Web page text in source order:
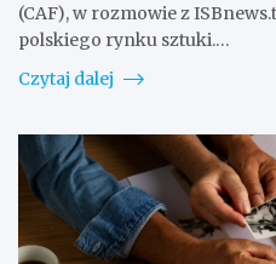
(CAF), w rozmowie z
polskiego rynku sztuki.…
Czytaj dalej